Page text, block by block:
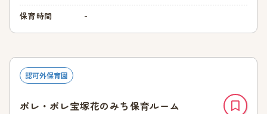
保育時間 -
認可外保育園
ポレ・ポレ宝塚花のみち保育ルーム